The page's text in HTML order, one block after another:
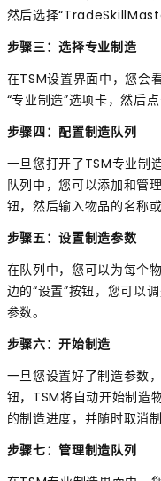
然后选择
步骤三：选择专业制造
在TSM设置界面中，您会
“专业制造”选项卡，然后
步骤四：配置制造队列
一旦您打开了TSM专业制
队列中，您可以添加和管
钮，然后输入物品的名称
步骤五：设置制造参数
在队列中，您可以为每个
边的“设置”按钮，您可以
参数。
步骤六：开始制造
一旦您设置好了制造参数
钮，TSM将自动开始制造
的制造进度，并随时取消制
步骤七：管理制造队列